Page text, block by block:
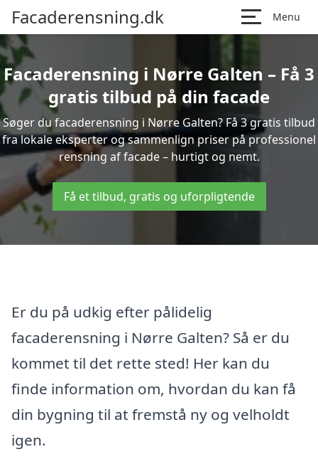
Facaderensning.dk Menu
Facaderensning i Nørre Galten – Få 3
gratis tilbud på din facade
Søger du facaderensning i Nørre Galten? Få 3 gratis tilbud
fra lokale eksperter og sammenlign priser på professionel
rensning af facade – hurtigt og nemt.
Få et tilbud, gratis og uforpligtende
Er du på udkig efter pålidelig
facaderensning i Nørre Galten? Så er du
kommet til det rette sted! Her kan du
finde information om, hvordan du kan få
din bygning til at fremstå ny og velholdt
igen.